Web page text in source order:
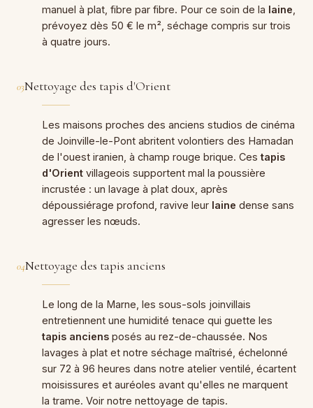
manuel à plat, fibre par fibre. Pour ce soin de la laine
prévoyez dès 50 € le m², séchage compris sur trois
à quatre jours.
03Nettoyage des tapis d'Orient
Les maisons proches des anciens studios de cinéma
de Joinville-le-Pont abritent volontiers des Hamadan
de l'ouest iranien, à champ rouge brique. Cestapis
d'Orient villageois supportent mal la poussière
incrustée : un lavage à plat doux, après
dépoussiérage profond, ravive leur laine dense sans
agresser les nœuds.
04Nettoyage des tapis anciens
Le long de la Marne, les sous-sols joinvillais
entretiennent une humidité tenace qui guette les
tapis anciens posés au rez-de-chaussée. Nos
lavages à plat et notre séchage maîtrisé, échelonné
sur 72 à 96 heures dans notre atelier ventilé, écartent
moisissures et auréoles avant qu'elles ne marquent
la trame. Voir notre nettoyage de tapis.